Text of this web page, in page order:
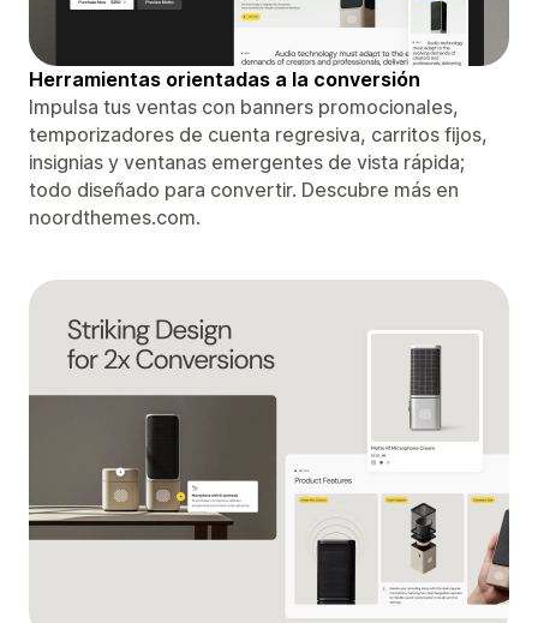
Herramientas orientadas a la conversión
Impulsa tus ventas con banners promocionales,
temporizadores de cuenta regresiva, carritos fijos,
insignias y ventanas emergentes de vista rápida;
todo diseñado para convertir. Descubre más en
noordthemes.com.